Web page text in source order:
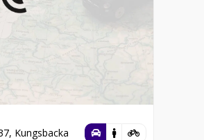
Kungsbacka